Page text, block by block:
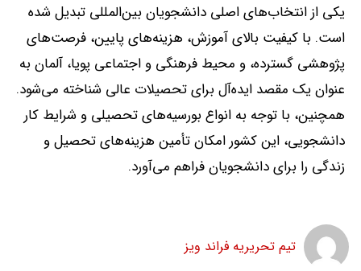
یکی از انتخاب‌های اصلی دانشجویان بین‌المللی تبدیل شده
است. با کیفیت بالای آموزش، هزینه‌های پایین، فرصت‌های
پژوهشی گسترده، و محیط فرهنگی و اجتماعی پویا، آلمان به
عنوان یک مقصد ایده‌آل برای تحصیلات عالی شناخته می‌شود.
همچنین، با توجه به انواع بورسیه‌های تحصیلی و شرایط کار
دانشجویی، این کشور امکان تأمین هزینه‌های تحصیل و
زندگی را برای دانشجویان فراهم می‌آورد.
تیم تحریریه فراند ویز